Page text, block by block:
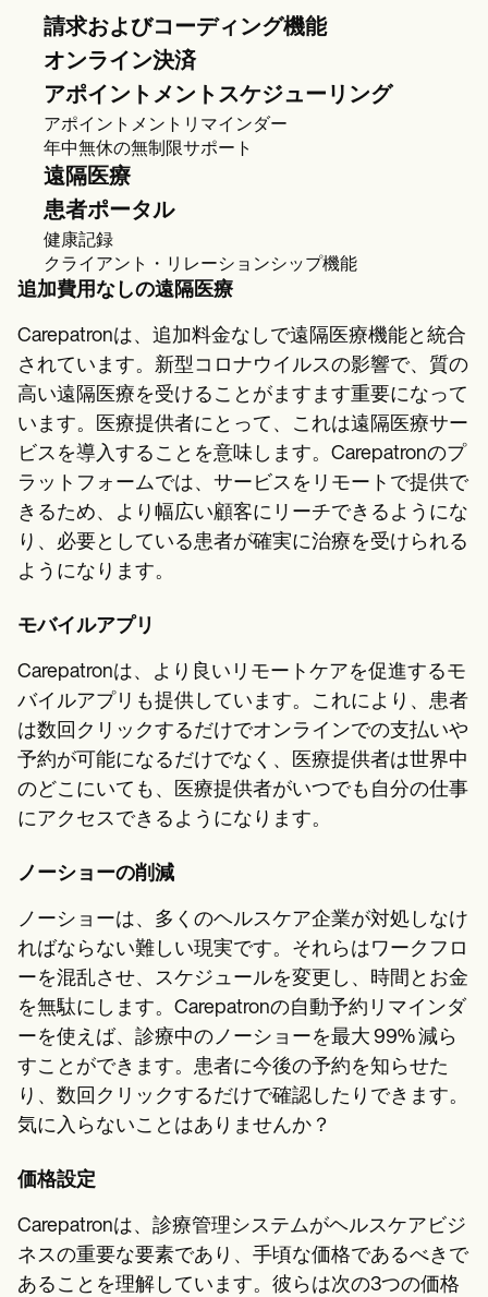
請求およびコーディング機能
オンライン決済
アポイントメントスケジューリング
アポイントメントリマインダー
年中無休の無制限サポート
遠隔医療
患者ポータル
健康記録
クライアント・リレーションシップ機能
追加費用なしの遠隔医療
Carepatronは、追加料金なしで遠隔医療機能と統合
されています。新型コロナウイルスの影響で、質の
高い遠隔医療を受けることがますます重要になって
います。医療提供者にとって、これは遠隔医療サー
ビスを導入することを意味します。Carepatronのプ
ラットフォームでは、サービスをリモートで提供で
きるため、より幅広い顧客にリーチできるようにな
り、必要としている患者が確実に治療を受けられる
ようになります。
モバイルアプリ
Carepatronは、より良いリモートケアを促進するモ
バイルアプリも提供しています。これにより、患者
は数回クリックするだけでオンラインでの支払いや
予約が可能になるだけでなく、医療提供者は世界中
のどこにいても、医療提供者がいつでも自分の仕事
にアクセスできるようになります。
ノーショーの削減
ノーショーは、多くのヘルスケア企業が対処しなけ
ればならない難しい現実です。それらはワークフロ
ーを混乱させ、スケジュールを変更し、時間とお金
を無駄にします。Carepatronの自動予約リマインダ
ーを使えば、診療中のノーショーを最大 99% 減ら
すことができます。患者に今後の予約を知らせた
り、数回クリックするだけで確認したりできます。
気に入らないことはありませんか？
価格設定
Carepatronは、診療管理システムがヘルスケアビジ
ネスの重要な要素であり、手頃な価格であるべきで
あることを理解しています。彼らは次の3つの価格